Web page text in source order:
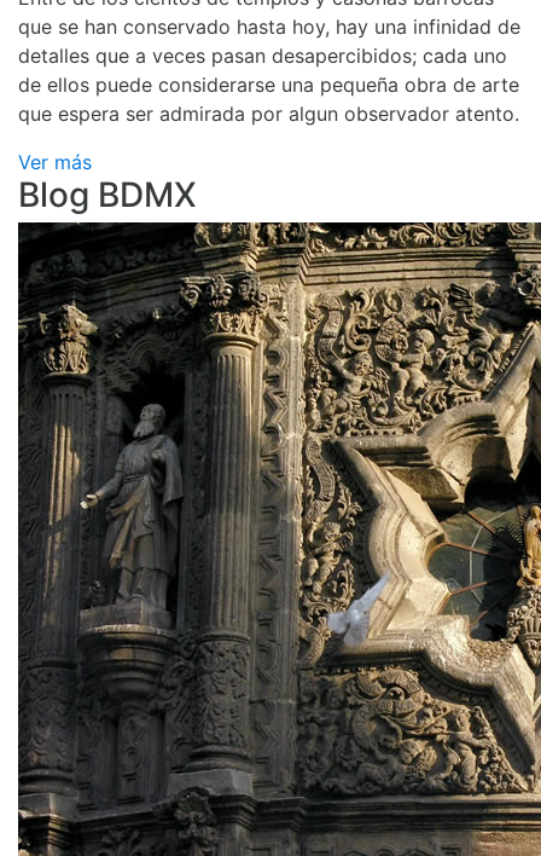
que se han conservado hasta hoy, hay una infinidad de
detalles que a veces pasan desapercibidos; cada uno
de ellos puede considerarse una pequeña obra de arte
que espera ser admirada por algun observador atento.
Ver más
Blog BDMX